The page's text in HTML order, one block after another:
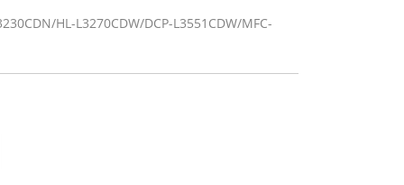
HL-L3270CDW/DCP-L3551CDW/MFC-